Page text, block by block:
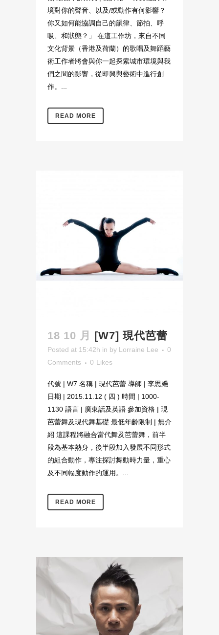
境對你的聲音、以及/或動作有何影響？
你又如何能協調自己的韻律、節拍、呼
吸、和狀態？」 在這工作坊，來自不同
文化背景（香港及荷蘭）的歌唱及舞蹈藝
術工作者將會與你一起探索城市環境與我
們之間的影響，從即興與藝術中進行創
作。...
READ MORE
18 10 月 [W7] 現代芭蕾
Posted at 15:42h in by Lorraine Lee
0
Comments
0 Likes
代號 | W7 名稱 | 現代芭蕾 導師 | 李思颺
日期 | 2015.11.12 ( 四 ) 時間 | 1000-
1130 語言 | 廣東話及英語 參加資格 | 現
芭蕾舞及現代舞基礎 最低年齡限制 | 無介
紹 這課程將融合當代舞及芭蕾舞，前半
段為基本熱身，後半段加入發展不同形式
的組合動作，專注探討舞動時力量，重心
及不同幅度動作的運用。...
READ MORE